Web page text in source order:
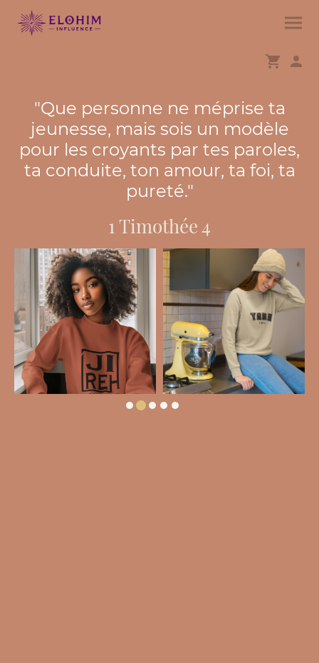
"Que personne ne méprise ta
jeunesse, mais sois un modèle
pour les croyants par tes paroles,
ta conduite, ton amour, ta foi, ta
pureté."
1 Timothée 4